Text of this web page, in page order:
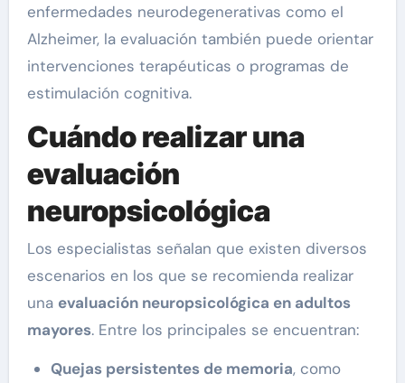
enfermedades neurodegenerativas como el
Alzheimer, la evaluación también puede orientar
intervenciones terapéuticas o programas de
estimulación cognitiva.
Cuándo realizar una
evaluación
neuropsicológica
Los especialistas señalan que existen diversos
escenarios en los que se recomienda realizar
una evaluación neuropsicológica en adultos
mayores. Entre los principales se encuentran:
Quejas persistentes de memoria, como